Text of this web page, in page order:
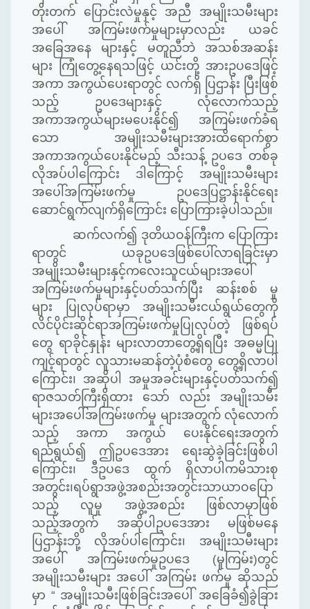
တိုးတက် ပြောင်းလဲမှုနှင့် အညီ အမျိုးသမီးများ
အပေါ် အကြမ်းဖက်မှုများမှာလည်း ယခင်
အခြေအနေ များနှင့် မတူညီဘဲ အသစ်အဆန်း
များ ကြုံတွေ့နေရသဖြင့် ယင်းတို့ အားဥပဒေဖြင့်
အကာ အကွယ်ပေးရာတွင် လက်ရှိ ပြဌာန်း ပြီးဖြစ်
သည့် ဥပဒေများနှင့် လုံလောက်သည့်
အကာအကွယ်များမပေးနိုင်၍ အကြမ်းဖက်ခံရ
သော အမျိုးသမီးများအားထိရောက်စွာ
အကာအကွယ်ပေးနိုင်မည့် သီးသန့် ဥပဒေ တစ်ခု
လိုအပ်ပါကြောင်း ဒါကြောင့် အမျိုးသမီးများ
အပေါ်အကြမ်းဖက်မှု ဥပဒေပြဋ္ဌာန်းနိုင်ရေး
ဆောင်ရွက်လျက်ရှိကြောင်း ပြောကြားခဲ့ပါသည်။
ဆက်လက်၍ ဒုတိယဝန်ကြီးက ပြောကြား
ရာတွင် ယခုဥပဒေဖြစ်ပေါ်လာရခြင်းမှာ
အမျိုးသမီးများနှင့်ကလေးသူငယ်များအပေါ်
အကြမ်းဖက်မှုများနှင့်ပတ်သက်ပြီး ဆန်းစစ် မှု
များ ပြုလုပ်ရာမှာ အမျိုးသမီးငယ်ရွယ်တွေကို
လိင်ပိုင်းဆိုင်ရာအကြမ်းဖက်မှုပြုလုပ်တဲ့ ဖြစ်ရပ်
တွေ ရာခိုင်နှုန်း များလာတာတွေ့ရှိရပြီး အဓမ္မပြု
ကျင့်ရာတွင် လူသားမဆန်တဲ့ပုံစံတွေ တွေ့ရှိလာပါ
ကြောင်း၊ အဆိုပါ အမှုအခင်းများနှင့်ပတ်သက်၍
ရာဇသတ်ကြီးရှိထား သော် လည်း အမျိုးသမီး
များအပေါ်အကြမ်းဖက်မှု များအတွက် လုံလောက်
သည့် အကာ အကွယ် ပေးနိုင်ရေးအတွက်
ရည်ရွယ်၍ ဤဥပဒေအား ရေးဆွဲခဲ့ခြင်းဖြစ်ပါ
ကြောင်း၊ ဒီဥပဒေ ထွက် ရှိလာပါကမိသားစု
အတွင်း၊ရပ်ရွာအဖွဲ့အစည်းအတွင်းသာယာဝပြော
သည့် လူမှု အဖွဲ့အစည်း ဖြစ်လာမှာဖြစ်
သည့်အတွက် အဆိုပါဥပဒေအား မဖြစ်မနေ
ပြဌာန်းဘို့ လိုအပ်ပါကြောင်း၊ အမျိုးသမီးများ
အပေါ် အကြမ်းဖက်မှုဥပဒေ (မူကြမ်း)တွင်
အမျိုးသမီးများ အပေါ် အကြမ်း ဖက်မှု ဆိုသည်
မှာ “ အမျိုးသမီးဖြစ်ခြင်းအပေါ် အခြေခံ၍ခွဲခြား